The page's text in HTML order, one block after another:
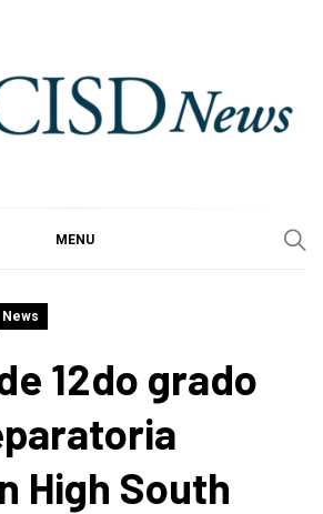
MENU
News
12do grado
High South